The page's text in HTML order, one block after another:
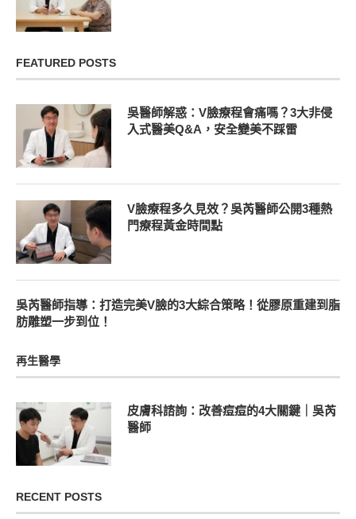
FEATURED POSTS
吳醫師解惑：V臉療程會痛嗎？3大非侵
入式醫美Q&A，安全變美不踩雷
V臉療程多久見效？吳芮醫師公開3種熱
門療程黃金時間點
吳芮醫師指導：打造完美V臉的3大綜合策略！從膠原重建到脂
肪雕塑一步到位！
再生醫學
皮膚科諮詢：改善痘痘的4大關鍵｜吳芮
醫師
RECENT POSTS